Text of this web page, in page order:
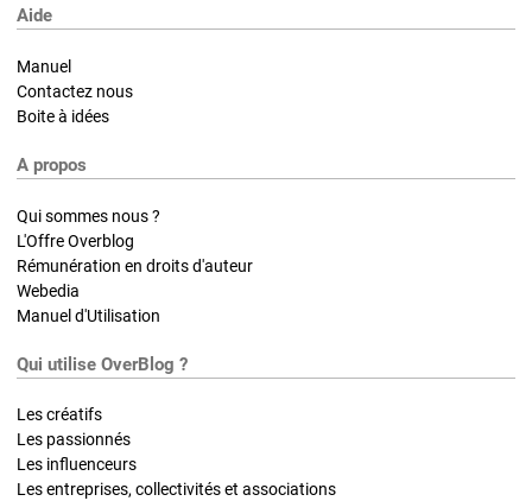
Aide
Manuel
Contactez nous
Boite à idées
A propos
Qui sommes nous ?
L'Offre Overblog
Rémunération en droits d'auteur
Webedia
Manuel d'Utilisation
Qui utilise OverBlog ?
Les créatifs
Les passionnés
Les influenceurs
Les entreprises, collectivités et associations